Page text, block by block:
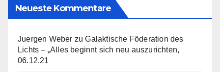
Neueste Kommentare
Juergen Weber zuGalaktische Föderation des
Lichts – „Alles beginnt sich neu auszurichten,
06.12.21